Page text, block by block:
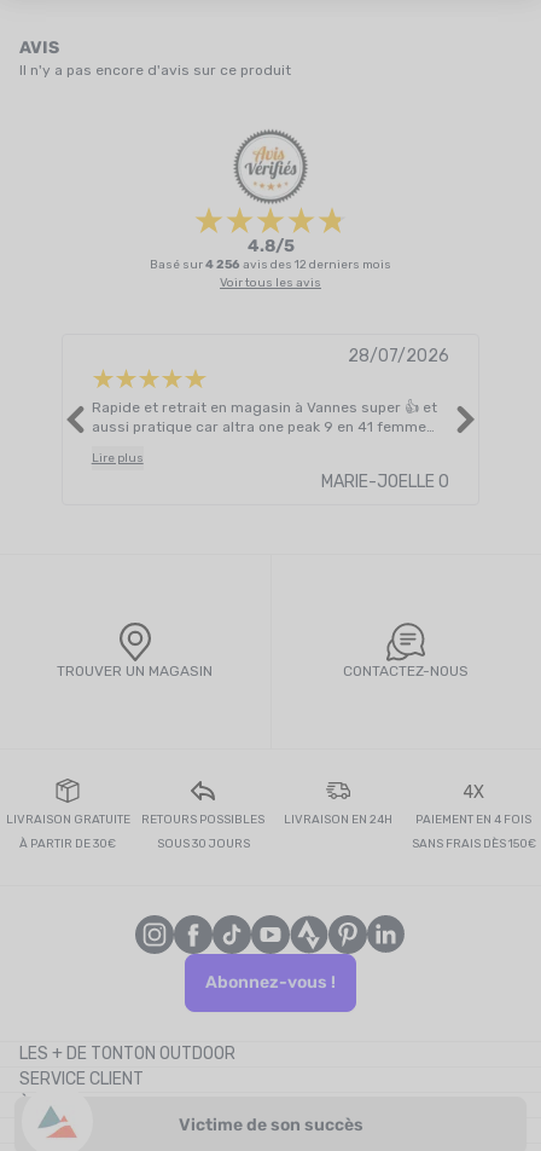
Victime de son succès
AVIS
Il n'y a pas encore d'avis sur ce produit
4.8/5
Basé sur4 256 avis des 12 derniers mois
Voir tous les avis
28/07/2026
Rapide et retrait en magasin à Vannes super 👍 et
aussi pratique car altra one peak 9 en 41 femme
Lire plus
MARIE-JOELLE O
TROUVER UN MAGASIN CONTACTEZ-NOUS
LIVRAISON GRATUITE
À PARTIR DE 30€
RETOURS POSSIBLES
SOUS 30 JOURS
LIVRAISON EN 24H
4X
PAIEMENT EN 4 FOIS
SANS FRAIS DÈS 150€
Abonnez-vous !
LES + DE TONTON OUTDOOR
Le blog
Le cashback
SERVICE CLIENT
À PROPOS
CONTACTEZ-NOUS